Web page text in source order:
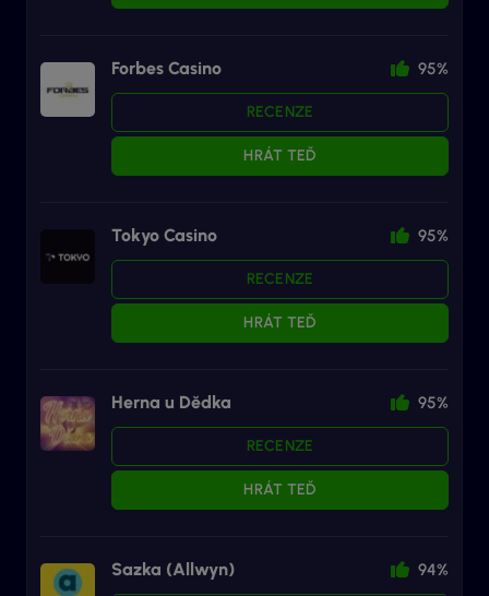
Forbes Casino 95%
RECENZE
HRÁT TEĎ
Tokyo Casino 95%
RECENZE
HRÁT TEĎ
Herna u Dědka 95%
RECENZE
HRÁT TEĎ
Sazka (Allwyn) 94%